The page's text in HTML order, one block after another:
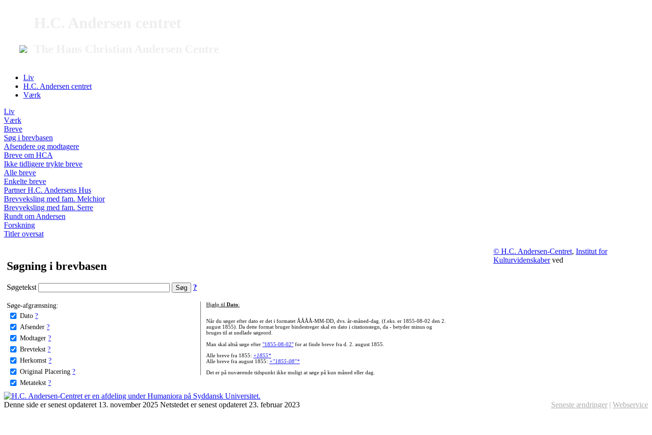
Liv
H.C. Andersen centret
Værk
Liv
Værk
Breve
Søg i brevbasen
Afsendere og modtagere
Breve om HCA
Ikke tidligere trykte breve
Alle breve
Enkelte breve
Partner H.C. Andersens Hus
Brevveksling med fam. Melchior
Brevveksling med fam. Serre
Rundt om Andersen
Forskning
Titler oversat
Søgning i brevbasen
Søgetekst ?
Søge-afgrænsning:
Dato ?
Afsender ?
Modtager ?
Brevtekst ?
Herkomst ?
Original Placering ?
Metatekst ?
Hjælp til Dato:
Når du søger efter dato er det i formatet ÅÅÅÅ-MM-DD, dvs. år-måned-dag. (f.eks. er 1855-08-02 den 2.
august 1855). Da dette format bruger bindestreger skal en dato i citationstegn, da - betyder minus og
bruges til at undlade søgeord.
Man skal altså søge efter "1855-08-02"for at finde breve fra d. 2. august 1855.
Alle breve fra 1855: +1855*
Alle breve fra august 1855: +"1855-08"*
Det er på nuværende tidspunkt ikke muligt at søge på kun måned eller dag.
© H.C. Andersen-Centret, Institut for
Kulturvidenskaberved
Denne side er senest opdateret 13. november 2025 Netstedet er senest opdateret 23. februar 2023 Seneste ændringer | Webservice